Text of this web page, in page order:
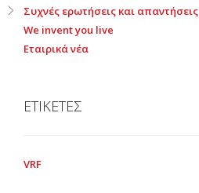
Συχνές ερωτήσεις και απαντήσεις
We invent you live
Εταιρικά νέα
ΕΤΙΚΕΤΕΣ
VRF